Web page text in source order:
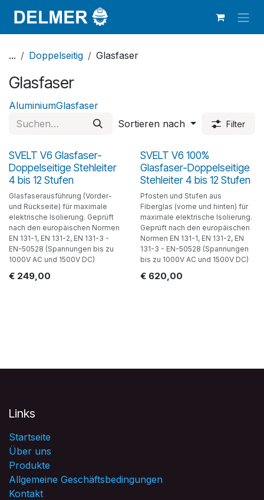
... Doppelseitig Glasfaser
Glasfaser
AluminiumGlasfaser
Sortieren nach
Filter
SVELT V6 Glasfaser-
Doppelseitige Stehleiter
4 bis 12 Stufen
Glasfaserausführung (Vorder-
und Rückseite) für maximale
elektrische Isolierung. Geprüft
nach den europäischen Normen
EN 131-1, EN 131-2, EN 131-3 -
EN-50528 (Spannungen bis zu
1000V AC und 1500V DC)
€ 249,00
SVELT V6 100%
Glasfaser-Doppelseitige
Stehleiter 4 bis 12 Stufen
Pfosten und Stufen aus
Fiberglas (vorne und hinten) für
maximale elektrische Isolierung.
Geprüft nach den europäischen
Normen EN 131-1, EN 131-2, EN
131-3 - EN-50528 (Spannungen
bis zu 1000V AC und 1500V DC)
€ 620,00
Links
Startseite
Über uns
Produkte
Allgemeine Geschäftsbedingungen
Kontakt